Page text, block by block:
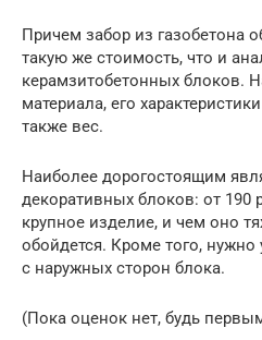
Причем забор из газобетона
такую же стоимость, что и
керамзитобетонных блоков.
материала, его
также вес.
Наиболее дорогостоящим
декоративных блоков: от 190
крупное изделие, и чем оно
обойдется. Кроме того, нужно
с наружных сторон блока.
(Пока оценок нет, будь